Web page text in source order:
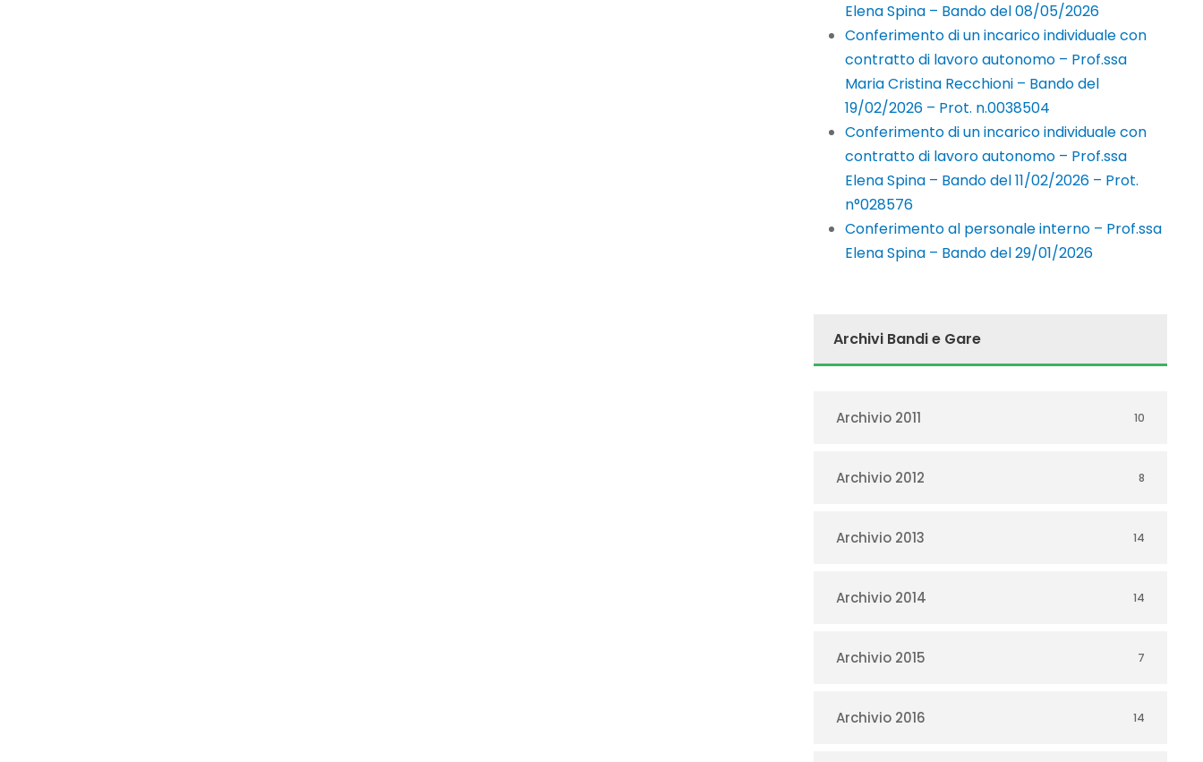
Elena Spina – Bando del 08/05/2026
Conferimento di un incarico individuale con
contratto di lavoro autonomo – Prof.ssa
Maria Cristina Recchioni – Bando del
19/02/2026 – Prot. n.0038504
Conferimento di un incarico individuale con
contratto di lavoro autonomo – Prof.ssa
Elena Spina – Bando del 11/02/2026 – Prot.
n°028576
Conferimento al personale interno – Prof.ssa
Elena Spina – Bando del 29/01/2026
Archivi Bandi e Gare
Archivio 2011 10
Archivio 2012 8
Archivio 2013 14
Archivio 2014 14
Archivio 2015 7
Archivio 2016 14